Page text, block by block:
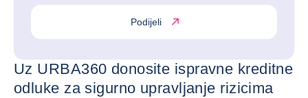
Podijeli
Uz URBA360 donosite ispravne kreditne
odluke za sigurno upravljanje rizicima